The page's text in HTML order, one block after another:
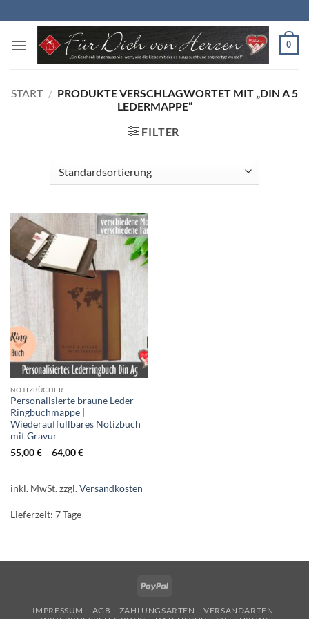
Inhalt
springen
0
START / PRODUKTE VERSCHLAGWORTET MIT „DIN A 5
LEDERMAPPE“
FILTER
NOTIZBÜCHER
Personalisierte braune Leder-
Ringbuchmappe |
Wiederauffüllbares Notizbuch
mit Gravur
55,00€– 64,00€
inkl. MwSt.zzgl.Versandkosten
Lieferzeit: 7 Tage
PayPal
IMPRESSUM AGB ZAHLUNGSARTEN
VERSANDARTEN